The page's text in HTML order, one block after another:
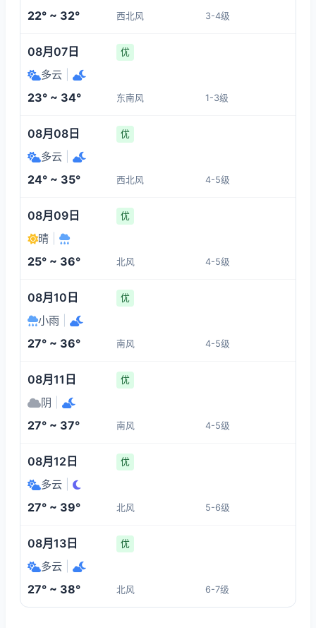
08:00
23°
1-3
02:00 04:00
26°
1-3 1-3
12:00
30°
13:00
1-3
22° ~ 32° 西北风 3-4级
08月07日 优
多云
23° ~ 34° 东南风 1-3级
08月08日 优
多云
24° ~ 35° 西北风 4-5级
08月09日 优
晴
25° ~ 36° 北风 4-5级
08月10日 优
小雨
27° ~ 36° 南风 4-5级
08月11日 优
阴
27° ~ 37° 南风 4-5级
08月12日 优
多云
27° ~ 39° 北风 5-6级
08月13日 优
多云
27° ~ 38° 北风 6-7级